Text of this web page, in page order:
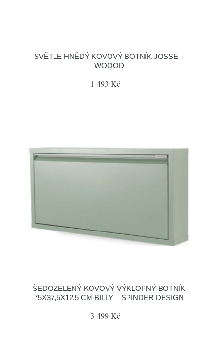
SVĚTLE HNĚDÝ KOVOVÝ BOTNÍK JOSSE –
WOOOD
1 493 Kč
ŠEDOZELENÝ KOVOVÝ VÝKLOPNÝ BOTNÍK
75X37,5X12,5 CM BILLY – SPINDER DESIGN
3 499 Kč